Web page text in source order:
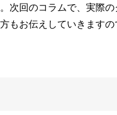
次回のコラムで、実際
もお伝えしていきます